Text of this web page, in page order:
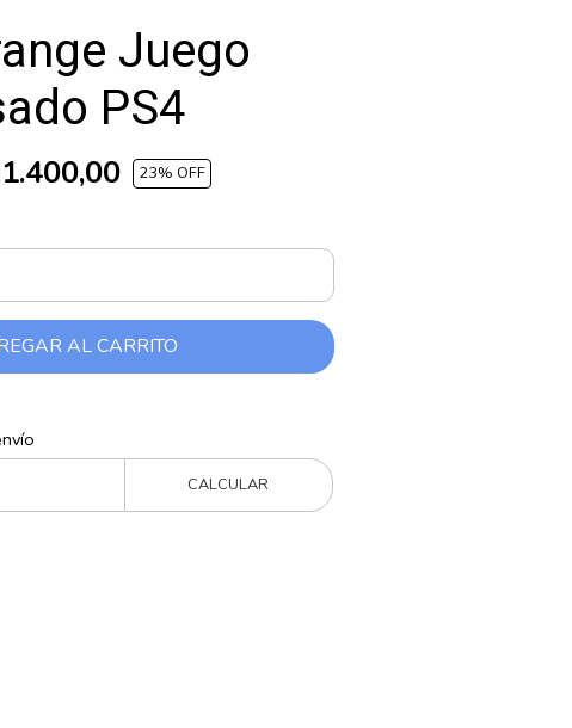
Juego
PS4
23% OFF
AL CARRITO
CALCULAR